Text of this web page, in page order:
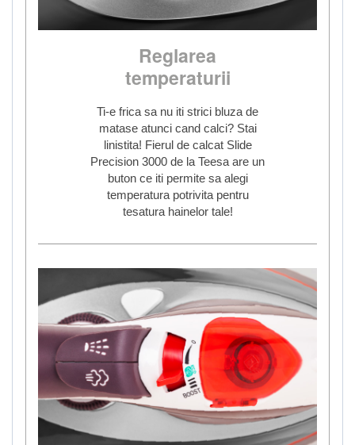
Reglarea
temperaturii
Ti-e frica sa nu iti strici bluza de
matase atunci cand calci? Stai
linistita! Fierul de calcat Slide
Precision 3000 de la Teesa are un
buton ce iti permite sa alegi
temperatura potrivita pentru
tesatura hainelor tale!